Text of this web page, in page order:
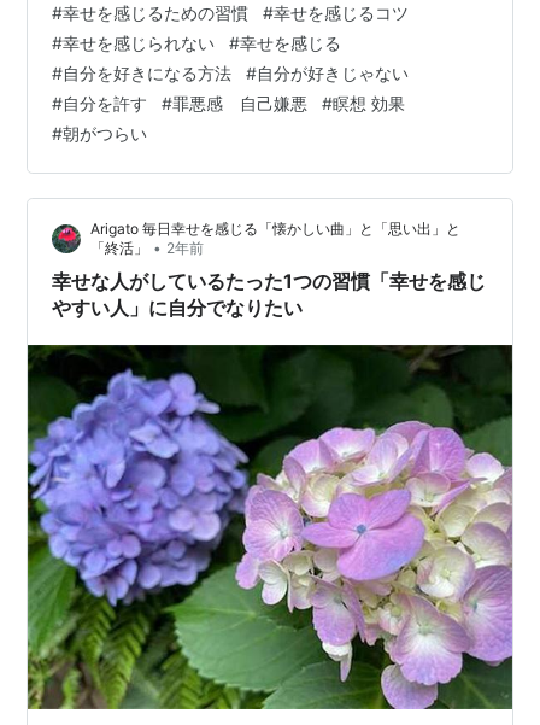
幸せを感じられない、 好きなことやワクワクすることも
わからない、 自分が好きになれない・・・ そんな辛い状
態から 幸せを感じられるようになる、 自分を好きになる
ための 7つの方法をご紹介します。 これは今それなりに
幸せを感じている方でも、 振り返ってみたり、 取り入れ
た…
#幸せを感じるための習慣 #幸せを感じるコツ
#幸せを感じられない #幸せを感じる
#自分を好きになる方法 #自分が好きじゃない
#自分を許す #罪悪感 自己嫌悪 #瞑想 効果
#朝がつらい
Arigato 毎日幸せを感じる「懐かしい曲」と「思い出」と
「終活」
• 2年前
幸せな人がしているたった1つの習慣「幸せを感じ
やすい人」に自分でなりたい